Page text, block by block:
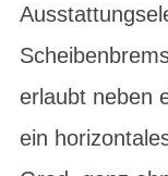
erlaubt neben
ein